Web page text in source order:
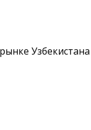
Узбекистана